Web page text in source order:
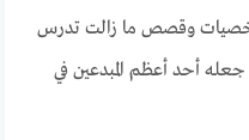
وقصص ما زالت تدرس
أحد أعظم المبدعين في